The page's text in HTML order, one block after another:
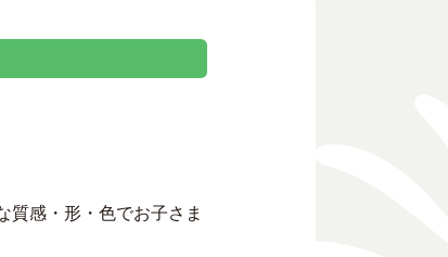
質感・形・色でお子さま